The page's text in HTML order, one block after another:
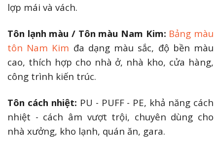
lợp mái và vách.
Tôn lạnh màu / Tôn màu Nam Kim: Bảng màu
tôn Nam Kim đa dạng màu sắc, độ bền màu
cao, thích hợp cho nhà ở, nhà kho, cửa hàng,
công trình kiến trúc.
Tôn cách nhiệt: PU - PUFF - PE, khả năng cách
nhiệt - cách âm vượt trội, chuyên dùng cho
nhà xưởng, kho lạnh, quán ăn, gara.